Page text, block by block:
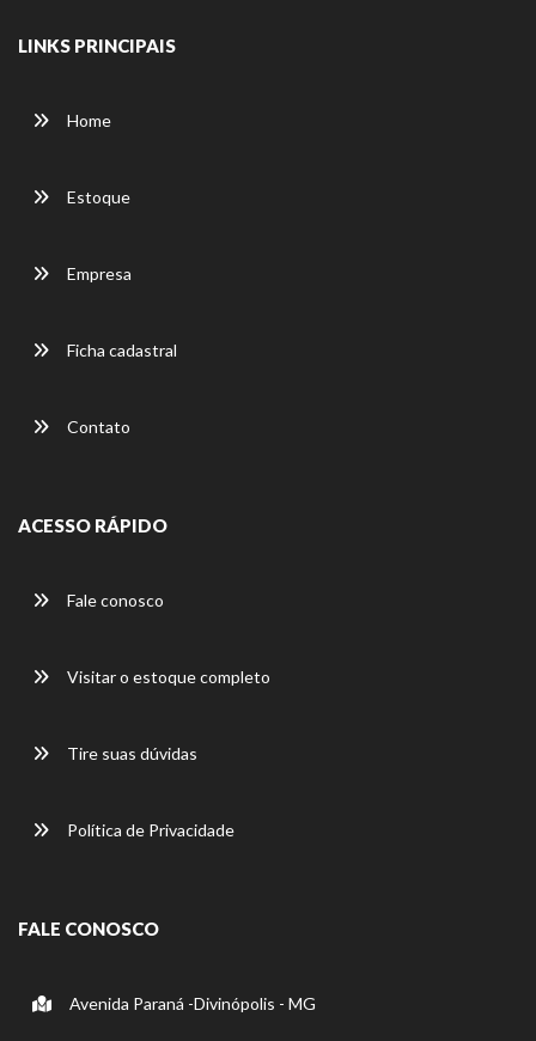
LINKS PRINCIPAIS
Home
Estoque
Empresa
Ficha cadastral
Contato
ACESSO RÁPIDO
Fale conosco
Visitar o estoque completo
Tire suas dúvidas
Política de Privacidade
FALE CONOSCO
Avenida Paraná -Divinópolis - MG